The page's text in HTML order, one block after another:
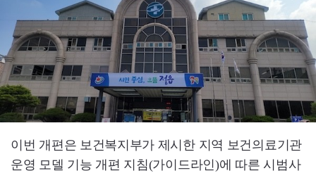
이번 개편은 보건복지부가 제시한 지역 보건의료기관
운영 모델 기능 개편 지침(가이드라인)에 따른 시범사